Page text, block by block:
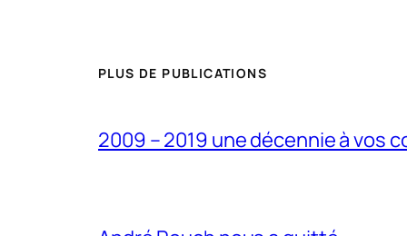
PLUS DE PUBLICATIONS
2009 – 2019 une décennie à vos